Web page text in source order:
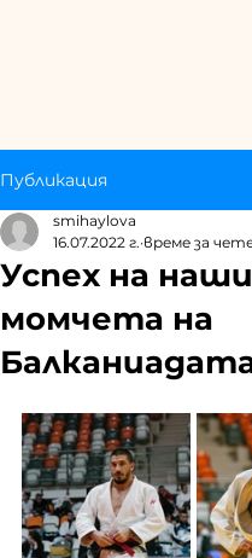
Публикация
Успех на
момчета на
smihaylova
16.07.2022 г. време за